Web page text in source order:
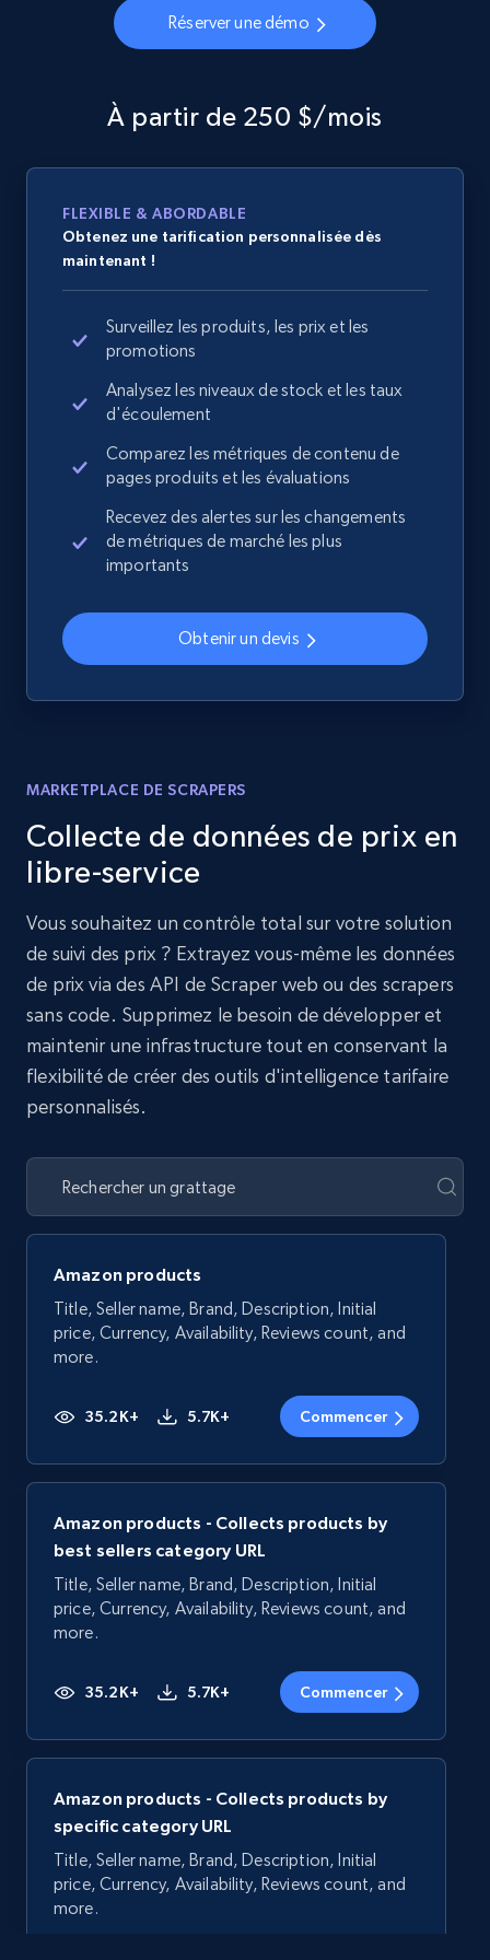
Réserver une démo
À partir de 250 $/mois
FLEXIBLE & ABORDABLE
Obtenez une tarification personnalisée dès
maintenant !
Surveillez les produits, les prix et les
promotions
Analysez les niveaux de stock et les taux
d'écoulement
Comparez les métriques de contenu de
pages produits et les évaluations
Recevez des alertes sur les changements
de métriques de marché les plus
importants
Obtenir un devis
MARKETPLACE DE SCRAPERS
Collecte de données de prix en
libre-service
Vous souhaitez un contrôle total sur votre solution
de suivi des prix ? Extrayez vous-même les données
de prix via des API de Scraper web ou des scrapers
sans code. Supprimez le besoin de développer et
maintenir une infrastructure tout en conservant la
flexibilité de créer des outils d'intelligence tarifaire
personnalisés.
Amazon products
Title, Seller name, Brand, Description, Initial
price, Currency, Availability, Reviews count, and
more.
35.2K+ 5.7K+ Commencer
Amazon products - Collects products by
best sellers category URL
Title, Seller name, Brand, Description, Initial
price, Currency, Availability, Reviews count, and
more.
35.2K+ 5.7K+ Commencer
Amazon products - Collects products by
specific category URL
Title, Seller name, Brand, Description, Initial
price, Currency, Availability, Reviews count, and
more.